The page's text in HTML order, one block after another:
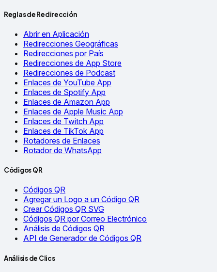
Reglas de Redirección
Abrir en Aplicación
Redirecciones Geográficas
Redirecciones por País
Redirecciones de App Store
Redirecciones de Podcast
Enlaces de YouTube App
Enlaces de Spotify App
Enlaces de Amazon App
Enlaces de Apple Music App
Enlaces de Twitch App
Enlaces de TikTok App
Rotadores de Enlaces
Rotador de WhatsApp
Códigos QR
Códigos QR
Agregar un Logo a un Código QR
Crear Códigos QR SVG
Códigos QR por Correo Electrónico
Análisis de Códigos QR
API de Generador de Códigos QR
Análisis de Clics